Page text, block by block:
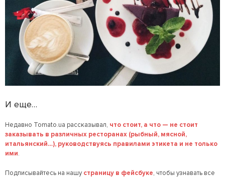
И еще…
Недавно Tomato.ua рассказывал, что стоит, а что — не стоит
заказывать в различных ресторанах (рыбный, мясной,
итальянский…), руководствуясь правилами этикета и не только
ими.
Подписывайтесь на нашустраницу в фейсбуке, чтобы узнавать все